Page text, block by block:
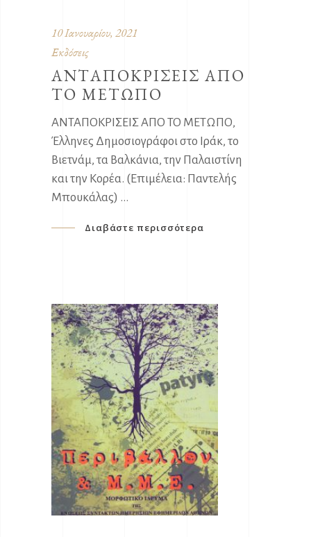
10 Ιανουαρίου, 2021
Εκδόσεις
ΑΝΤΑΠΟΚΡΙΣΕΙΣ ΑΠΟ
ΤΟ ΜΕΤΩΠΟ
ΑΝΤΑΠΟΚΡΙΣΕΙΣ ΑΠΟ ΤΟ ΜΕΤΩΠΟ,
Έλληνες Δημοσιογράφοι στο Ιράκ, το
Βιετνάμ, τα Βαλκάνια, την Παλαιστίνη
και την Κορέα. (Επιμέλεια: Παντελής
Μπουκάλας)
Διαβάστε περισσότερα